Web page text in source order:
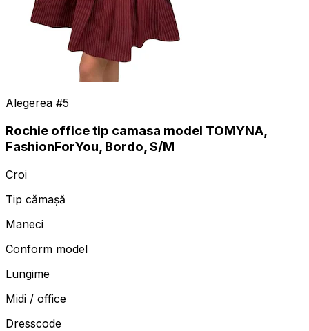
Alegerea #5
Rochie office tip camasa model TOMYNA,
FashionForYou, Bordo, S/M
Croi
Tip cămașă
Maneci
Conform model
Lungime
Midi / office
Dresscode